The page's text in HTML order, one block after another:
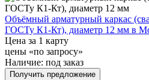
Объёмный арматурный каркас
ГОСТу К1-Кт), диаметр 12 мм в
Цена за 1 карту
цены «по запросу»
Наличие: под заказ
Получить предложение